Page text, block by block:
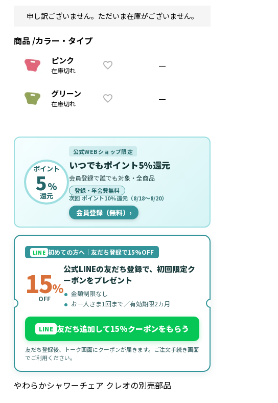
申し訳ございません。ただいま在庫がございません。
商品 カラー・タイプ
ピンク
在庫切れ —
グリーン
在庫切れ —
ポイント
5%
還元
公式WEBショップ限定
いつでもポイント5%還元
会員登録で誰でも対象・全商品
登録・年会費無料
次回 ポイント10%還元（8/18〜8/20）
会員登録（無料） ›
LINE 初めての方へ｜友だち登録で15%OFF
15%
OFF
公式LINEの友だち登録で、初回限定ク
ーポンをプレゼント
金額制限なし
お一人さま1回まで／有効期限2カ月
LINE 友だち追加して15%クーポンをもらう
友だち登録後、トーク画面にクーポンが届きます。ご注文手続き画面
でご利用ください。
やわらかシャワーチェア クレオの別売部品